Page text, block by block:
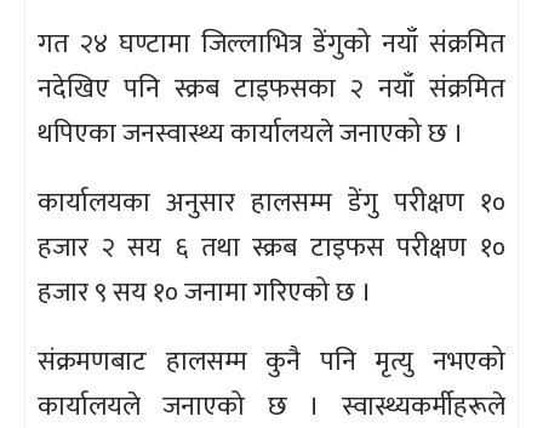
गत २४ घण्टामा जिल्लाभित्र डेंगुको नयाँ संक्रमित
नदेखिए पनि स्क्रब टाइफसका २ नयाँ संक्रमित
थपिएका जनस्वास्थ्य कार्यालयले जनाएको छ ।
कार्यालयका अनुसार हालसम्म डेंगु परीक्षण १०
हजार २ सय ६ तथा स्क्रब टाइफस परीक्षण १०
हजार ९ सय १० जनामा गरिएको छ ।
संक्रमणबाट हालसम्म कुनै पनि मृत्यु नभएको
कार्यालयले जनाएको छ । स्वास्थ्यकर्मीहरूले